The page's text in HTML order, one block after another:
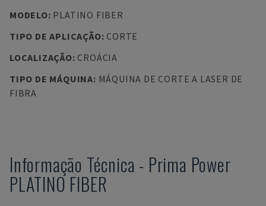
MODELO: PLATINO FIBER
TIPO DE APLICAÇÃO: CORTE
LOCALIZAÇÃO: CROÁCIA
TIPO DE MÁQUINA: MÁQUINA DE CORTE A LASER DE
FIBRA
Informação Técnica - Prima Power
PLATINO FIBER